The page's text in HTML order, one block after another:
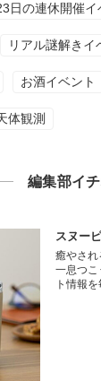
日の連休開催イ
リアル謎解きイ
お酒イベント
体観測
編集部イ
スヌー
癒やされ
一息つこ
ト情報